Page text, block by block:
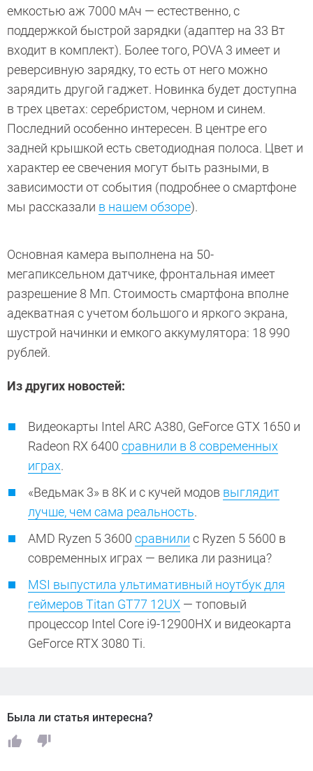
емкостью аж 7000 мАч — естественно, с
поддержкой быстрой зарядки (адаптер на 33 Вт
входит в комплект). Более того, POVA 3 имеет и
реверсивную зарядку, то есть от него можно
зарядить другой гаджет. Новинка будет доступна
в трех цветах: серебристом, черном и синем.
Последний особенно интересен. В центре его
задней крышкой есть светодиодная полоса. Цвет и
характер ее свечения могут быть разными, в
зависимости от события (подробнее о смартфоне
мы рассказали в нашем обзоре).
Основная камера выполнена на 50-
мегапиксельном датчике, фронтальная имеет
разрешение 8 Мп. Стоимость смартфона вполне
адекватная с учетом большого и яркого экрана,
шустрой начинки и емкого аккумулятора: 18 990
рублей.
Из других новостей:
Видеокарты Intel ARC A380, GeForce GTX 1650 и
Radeon RX 6400 сравнили в 8 современных
играх.
«Ведьмак 3» в 8K и с кучей модов выглядит
лучше, чем сама реальность.
AMD Ryzen 5 3600 сравнили с Ryzen 5 5600 в
современных играх — велика ли разница?
MSI выпустила ультимативный ноутбук для
геймеров Titan GT77 12UX — топовый
процессор Intel Core i9-12900HX и видеокарта
GeForce RTX 3080 Ti.
Была ли статья интересна?